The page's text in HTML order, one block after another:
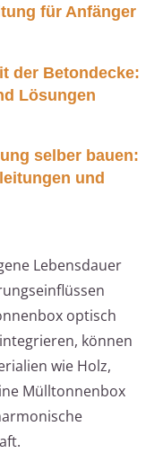
für Anfänger
der Betondecke:
Lösungen
selber bauen:
und
Lebensdauer
optisch
können
wie Holz,
Mülltonnenbox